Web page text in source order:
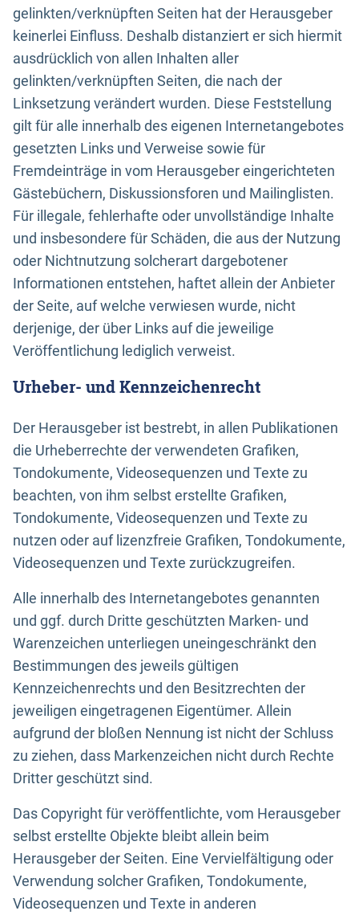
gelinkten/verknüpften Seiten hat der Herausgeber
keinerlei Einfluss. Deshalb distanziert er sich hiermit
ausdrücklich von allen Inhalten aller
gelinkten/verknüpften Seiten, die nach der
Linksetzung verändert wurden. Diese Feststellung
gilt für alle innerhalb des eigenen Internetangebotes
gesetzten Links und Verweise sowie für
Fremdeinträge in vom Herausgeber eingerichteten
Gästebüchern, Diskussionsforen und Mailinglisten.
Für illegale, fehlerhafte oder unvollständige Inhalte
und insbesondere für Schäden, die aus der Nutzung
oder Nichtnutzung solcherart dargebotener
Informationen entstehen, haftet allein der Anbieter
der Seite, auf welche verwiesen wurde, nicht
derjenige, der über Links auf die jeweilige
Veröffentlichung lediglich verweist.
Urheber- und Kennzeichenrecht
Der Herausgeber ist bestrebt, in allen Publikationen
die Urheberrechte der verwendeten Grafiken,
Tondokumente, Videosequenzen und Texte zu
beachten, von ihm selbst erstellte Grafiken,
Tondokumente, Videosequenzen und Texte zu
nutzen oder auf lizenzfreie Grafiken, Tondokumente,
Videosequenzen und Texte zurückzugreifen.
Alle innerhalb des Internetangebotes genannten
und ggf. durch Dritte geschützten Marken- und
Warenzeichen unterliegen uneingeschränkt den
Bestimmungen des jeweils gültigen
Kennzeichenrechts und den Besitzrechten der
jeweiligen eingetragenen Eigentümer. Allein
aufgrund der bloßen Nennung ist nicht der Schluss
zu ziehen, dass Markenzeichen nicht durch Rechte
Dritter geschützt sind.
Das Copyright für veröffentlichte, vom Herausgeber
selbst erstellte Objekte bleibt allein beim
Herausgeber der Seiten. Eine Vervielfältigung oder
Verwendung solcher Grafiken, Tondokumente,
Videosequenzen und Texte in anderen